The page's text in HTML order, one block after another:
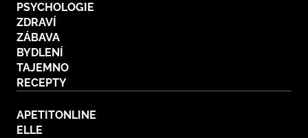
PSYCHOLOGIE
ZDRAVÍ
ZÁBAVA
BYDLENÍ
TAJEMNO
RECEPTY
APETITONLINE
ELLE